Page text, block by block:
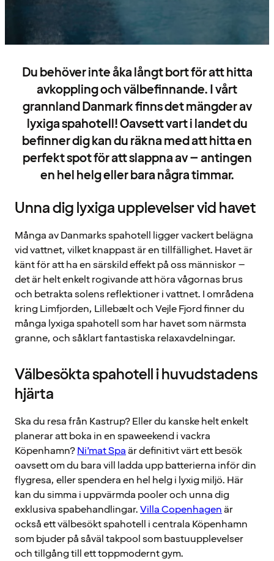
Du behöver inte åka långt bort för att hitta
avkoppling och välbefinnande. I vårt
grannland Danmark finns det mängder av
lyxiga spahotell! Oavsett vart i landet du
befinner dig kan du räkna med att hitta en
perfekt spot för att slappna av – antingen
en hel helg eller bara några timmar.
Unna dig lyxiga upplevelser vid havet
Många av Danmarks spahotell ligger vackert belägna
vid vattnet, vilket knappast är en tillfällighet. Havet är
känt för att ha en särskild effekt på oss människor –
det är helt enkelt rogivande att höra vågornas brus
och betrakta solens reflektioner i vattnet. I områdena
kring Limfjorden, Lillebælt och Vejle Fjord finner du
många lyxiga spahotell som har havet som närmsta
granne, och såklart fantastiska relaxavdelningar.
Välbesökta spahotell i huvudstadens
hjärta
Ska du resa från Kastrup? Eller du kanske helt enkelt
planerar att boka in en spaweekend i vackra
Köpenhamn?Ni’mat Spaär definitivt värt ett besök
oavsett om du bara vill ladda upp batterierna inför din
flygresa, eller spendera en hel helg i lyxig miljö. Här
kan du simma i uppvärmda pooler och unna dig
exklusiva spabehandlingar.Villa Copenhagenär
också ett välbesökt spahotell i centrala Köpenhamn
som bjuder på såväl takpool som bastuupplevelser
och tillgång till ett toppmodernt gym.